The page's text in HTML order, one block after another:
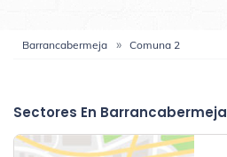
Barrancabermeja Comuna 2
Sectores En Barrancabermeja